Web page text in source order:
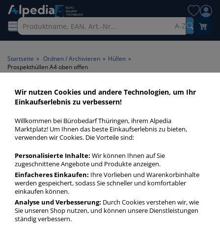
A-Z
Startseite » Ordnen / Archivieren » Hüllen »
Prospekthüllen A4 oben offen
Prospekthüllen A4 oben offen
> Format A4 > Öffnung oben
offen
günstigen Preis. Finden Sie schnell Prospekthüllen A4 oben
offen mit unserer Filter-Funktion.
Prospekthüllen A4 oben offen
mehr Infos zur Kategorie
Wir nutzen Cookies und andere Technologien, um Ihr
Einkaufserlebnis zu verbessern!
Willkommen bei Bürobedarf Thüringen, ihrem Alpedia
Marktplatz! Um Ihnen das beste Einkaufserlebnis zu bieten,
verwenden wir Cookies. Die Vorteile sind:
Personalisierte Inhalte: Wir können Ihnen auf Sie
zugeschnittene Angebote und Produkte anzeigen.
Einfacheres Einkaufen: Ihre Vorlieben und Warenkorbinhalte
werden gespeichert, sodass Sie schneller und komfortabler
einkaufen können.
Analyse und Verbesserung: Durch Cookies verstehen wir, wie
Sie unseren Shop nutzen, und können unsere Dienstleistungen
ständig verbessern.